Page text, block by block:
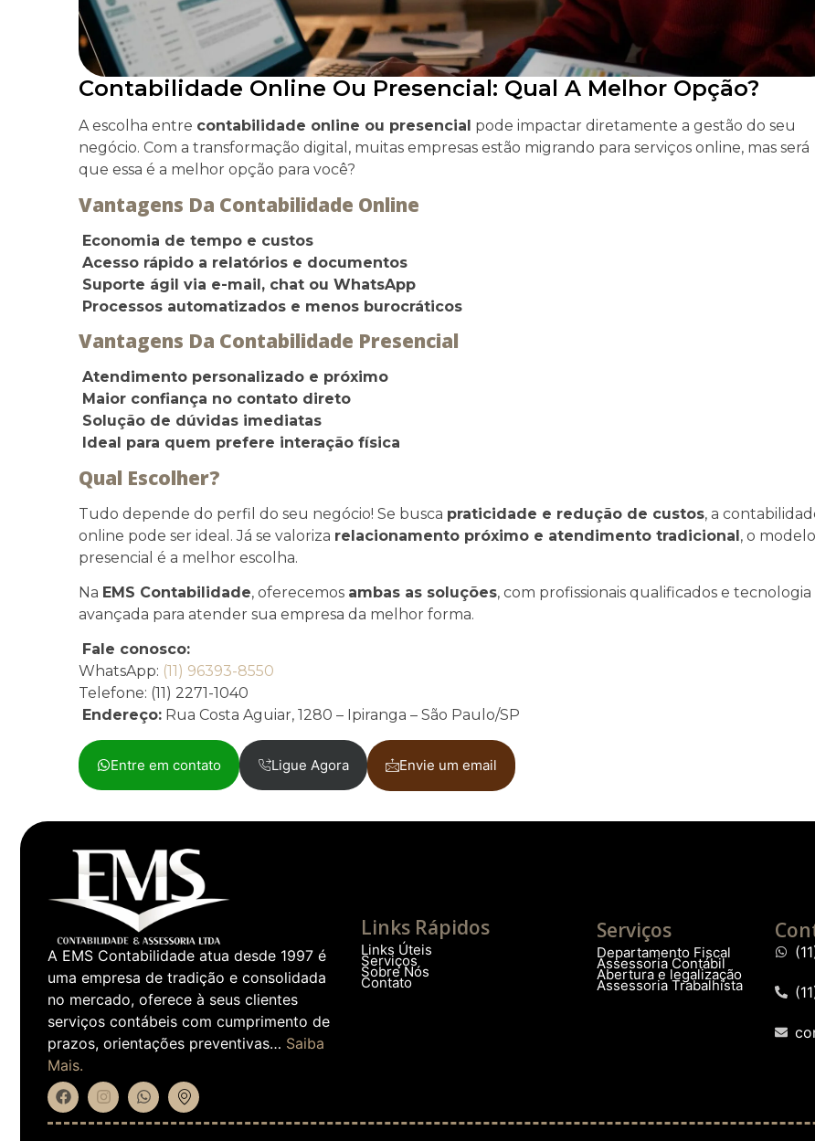
Contabilidade Online Ou Presencial: Qual A Melhor Opção?
A escolha entre contabilidade online ou presencial pode impactar diretamente a gestão do seu
negócio. Com a transformação digital, muitas empresas estão migrando para serviços online, mas será
que essa é a melhor opção para você?
Vantagens Da Contabilidade Online
Economia de tempo e custos
Acesso rápido a relatórios e documentos
Suporte ágil via e-mail, chat ou WhatsApp
Processos automatizados e menos burocráticos
Vantagens Da Contabilidade Presencial
Atendimento personalizado e próximo
Maior confiança no contato direto
Solução de dúvidas imediatas
Ideal para quem prefere interação física
Qual Escolher?
Tudo depende do perfil do seu negócio! Se busca praticidade e redução de custos, a
online pode ser ideal. Já se valoriza relacionamento próximo e atendimento tradicional, o modelo
presencial é a melhor escolha.
Na EMS Contabilidade, oferecemos ambas as soluções, com profissionais qualificados e tecnologia
avançada para atender sua empresa da melhor forma.
Fale conosco:
WhatsApp: (11) 96393-8550
Telefone: (11) 2271-1040
Endereço: Rua Costa Aguiar, 1280 – Ipiranga – São Paulo/SP
Entre em contato Ligue Agora Envie um email
A EMS Contabilidade atua desde 1997 é
uma empresa de tradição e consolidada
no mercado, oferece à seus clientes
serviços contábeis com cumprimento de
prazos, orientações preventivas… Saiba
Mais.
Links Rápidos
Links Úteis
Serviços
Sobre Nós
Contato
Serviços
Departamento Fiscal
Assessoria Contábil
Abertura e legalização
Assessoria Trabalhista